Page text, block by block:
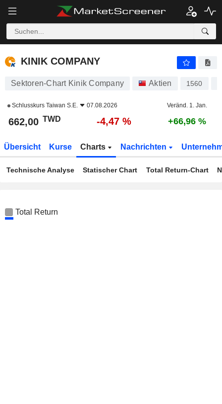
KINIK COMPANY
KINIK COMPANY
Sektoren-Chart Kinik Company Aktien 1560
Schlusskurs Taiwan S.E. 07.08.2026 Veränd. 1. Jan.
662,00 TWD -4,47 % +66,96 %
Übersicht Kurse Charts Nachrichten
Technische Analyse Statischer Chart Total Return-Chart
Total Return